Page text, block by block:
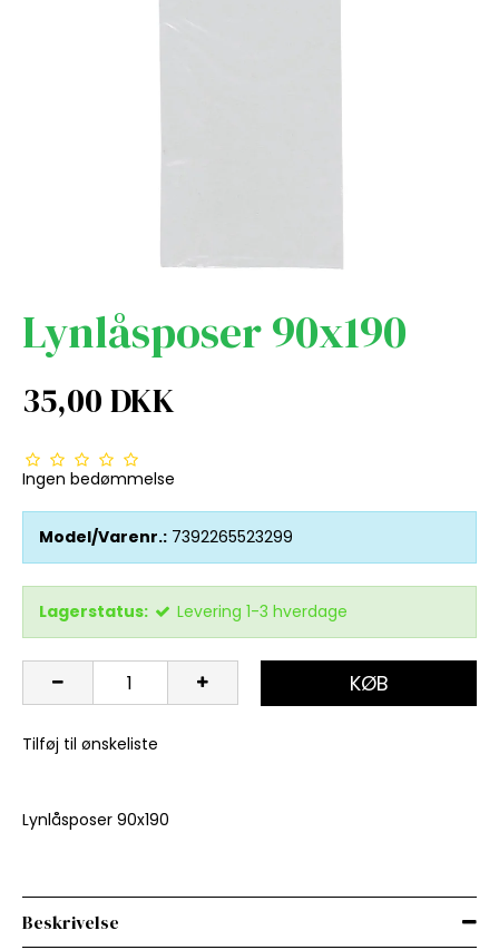
Lynlåsposer 90x190
35,00 DKK
Ingen bedømmelse
Model/Varenr.: 7392265523299
Lagerstatus: Levering 1-3 hverdage
KØB
Tilføj til ønskeliste
Lynlåsposer 90x190
Beskrivelse